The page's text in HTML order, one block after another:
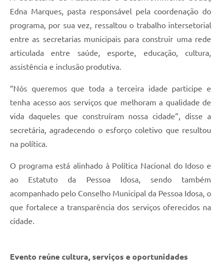
Edna Marques, pasta responsável pela coordenação do
programa, por sua vez, ressaltou o trabalho intersetorial
entre as secretarias municipais para construir uma rede
articulada entre saúde, esporte, educação, cultura,
assistência e inclusão produtiva.
“Nós queremos que toda a terceira idade participe e
tenha acesso aos serviços que melhoram a qualidade de
vida daqueles que construíram nossa cidade”, disse a
secretária, agradecendo o esforço coletivo que resultou
na política.
O programa está alinhado à Política Nacional do Idoso e
ao Estatuto da Pessoa Idosa, sendo também
acompanhado pelo Conselho Municipal da Pessoa Idosa, o
que fortalece a transparência dos serviços oferecidos na
cidade.
Evento reúne cultura, serviços e oportunidades